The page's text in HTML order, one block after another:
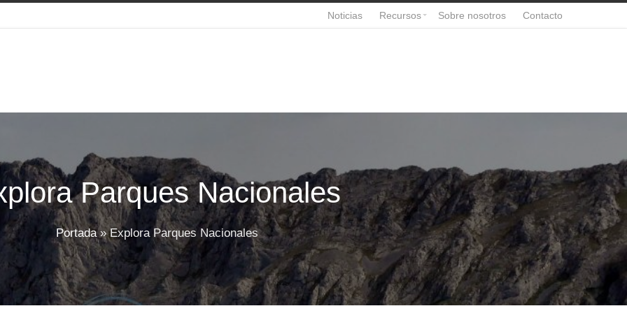
Noticias Recursos Sobre nosotros Contacto
Parques Nacionales
Portada»Explora Parques Nacionales